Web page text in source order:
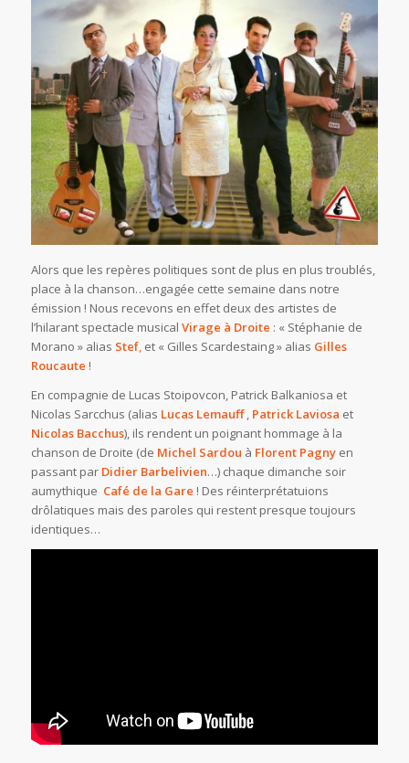
Alors que les repères politiques sont de plus en plus troublés,
place à la chanson…engagée cette semaine dans notre
émission ! Nous recevons en effet deux des artistes de
l’hilarant spectacle musical Virage à Droite : « Stéphanie de
Morano » alias Stef,et « Gilles Scardestaing » alias Gilles
Roucaute !
En compagnie de Lucas Stoipovcon, Patrick Balkaniosa et
Nicolas Sarcchus (alias Lucas Lemauff, Patrick Laviosa et
Nicolas Bacchus), ils rendent un poignant hommage à la
chanson de Droite (de Michel Sardou à Florent Pagnyen
passant par Didier Barbelivien…) chaque dimanche soir
aumythique Café de la Gare ! Des réinterprétatuions
drôlatiques mais des paroles qui restent presque toujours
identiques…